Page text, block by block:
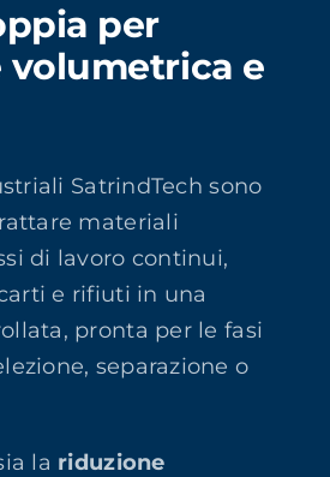
per
volumetrica e
SatrindTech sono
materiali
di lavoro continui,
e rifiuti in una
pronta per le fasi
separazione o
la riduzione